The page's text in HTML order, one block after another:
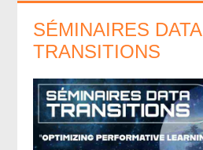
SÉMINAIRES DATA
TRANSITIONS